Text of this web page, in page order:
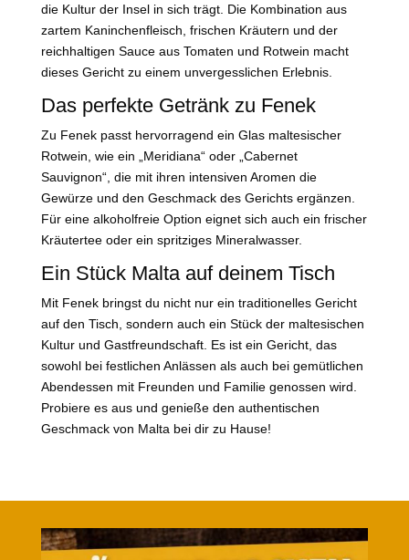
die Kultur der Insel in sich trägt. Die Kombination aus
zartem Kaninchenfleisch, frischen Kräutern und der
reichhaltigen Sauce aus Tomaten und Rotwein macht
dieses Gericht zu einem unvergesslichen Erlebnis.
Das perfekte Getränk zu Fenek
Zu Fenek passt hervorragend ein Glas maltesischer
Rotwein, wie ein „Meridiana“ oder „Cabernet
Sauvignon“, die mit ihren intensiven Aromen die
Gewürze und den Geschmack des Gerichts ergänzen.
Für eine alkoholfreie Option eignet sich auch ein frischer
Kräutertee oder ein spritziges Mineralwasser.
Ein Stück Malta auf deinem Tisch
Mit Fenek bringst du nicht nur ein traditionelles Gericht
auf den Tisch, sondern auch ein Stück der maltesischen
Kultur und Gastfreundschaft. Es ist ein Gericht, das
sowohl bei festlichen Anlässen als auch bei gemütlichen
Abendessen mit Freunden und Familie genossen wird.
Probiere es aus und genieße den authentischen
Geschmack von Malta bei dir zu Hause!